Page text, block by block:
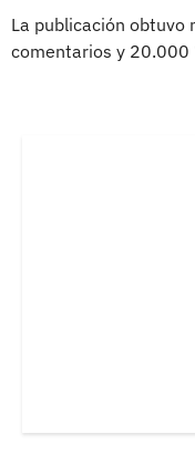
La publicación
comentarios y 20.000